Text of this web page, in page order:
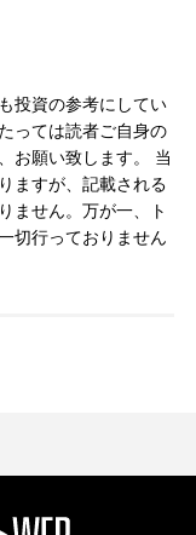
投資の参考にしてい
っては読者ご自身の
お願い致します。 当
ますが、記載される
ません。万が一、ト
切行っておりません